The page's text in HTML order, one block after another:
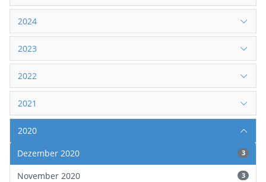
2024
2023
2022
2021
2020
Dezember 2020
3
November 2020 3